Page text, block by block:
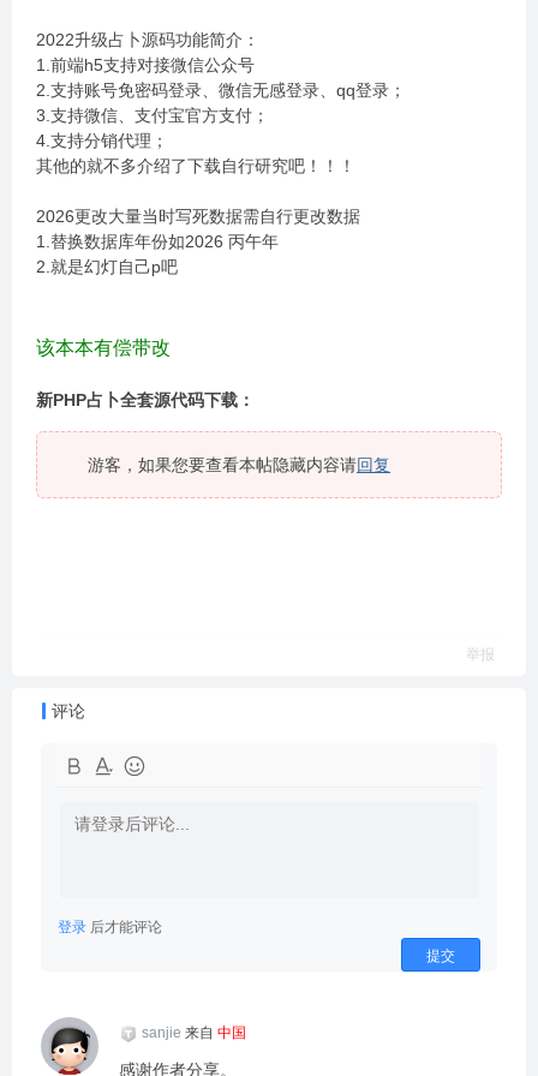
2022升级占卜源码功能简介：
1.前端h5支持对接微信公众号
2.支持账号免密码登录、微信无感登录、qq登录；
3.支持微信、支付宝官方支付；
4.支持分销代理；
其他的就不多介绍了下载自行研究吧！！！
2026更改大量当时写死数据需自行更改数据
1.替换数据库年份如2026 丙午年
2.就是幻灯自己p吧
该本本有偿带改
新PHP占卜全套源代码下载：
游客，如果您要查看本帖隐藏内容请回复
举报
评论
登录 后才能评论
提交
sanjie 来自 中国
感谢作者分享。